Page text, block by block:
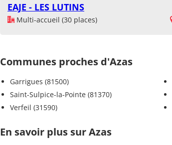
EAJE - LES LUTINS
Multi-accueil (30 places)
Communes proches d'Azas
Garrigues (81500)
Saint-Sulpice-la-Pointe (81370)
Verfeil (31590)
En savoir plus sur Azas